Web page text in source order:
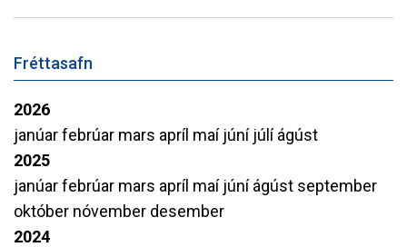
Fréttasafn
2026
janúarfebrúar mars apríl maí júní júlíágúst
2025
janúarfebrúar mars apríl maí júníágúst september
október nóvember desember
2024